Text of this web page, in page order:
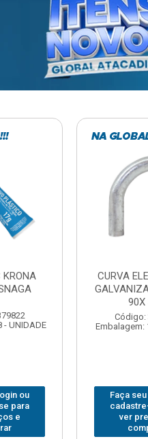
COM
EXATRON
379788
login ou
se para
e
BARRA
ZINCADA
NC
Faça
ver